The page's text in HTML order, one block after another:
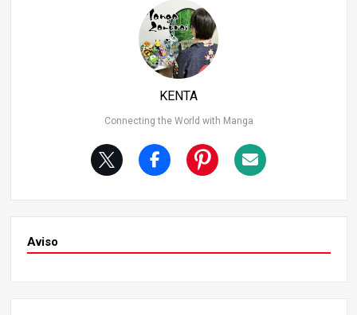
a son electricidad, gas, agua e instalaciones de comunica
ción como teléfonos, ¿verdad? Es lo que se conoce como
línea de vida. Por supuesto, esta idea debería ser de dom
inio público en el planeta azul donde vive Luffy, el escena
rio de One Piece. Sin embargo, notamos una diferencia e
vidente con el mundo en que vivimos. De hecho, el planet
ad”. Más concretamente, “el concepto de generar electri
cidad y utilizarla como energía no existe”. Explícalo detall
adamente. Un mundo sin electricidad En este planeta az
ul actual, toda la electricidad como energía ha sido sustit
KENTA
Connecting the World with Manga
Aviso